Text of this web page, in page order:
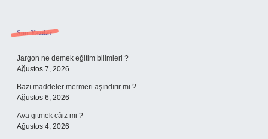
Sidebar
Son Yazılar
Jargon ne demek eğitim bilimleri ?
Ağustos 7, 2026
Bazı maddeler mermeri aşındırır mı ?
Ağustos 6, 2026
Ava gitmek câiz mi ?
Ağustos 4, 2026